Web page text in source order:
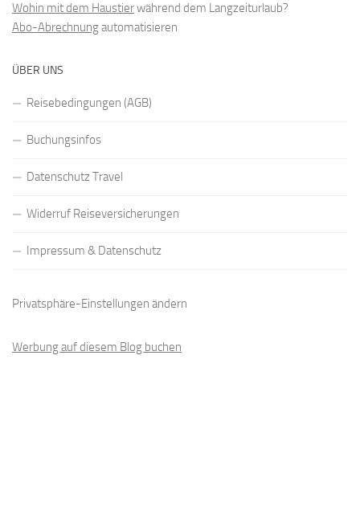
Wohin mit dem Haustierwährend dem Langzeiturlaub?
Abo-Abrechnungautomatisieren
ÜBER UNS
Reisebedingungen (AGB)
Buchungsinfos
Datenschutz Travel
Widerruf Reiseversicherungen
Impressum & Datenschutz
Privatsphäre-Einstellungen ändern
Werbung auf diesem Blog buchen